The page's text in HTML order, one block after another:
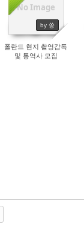
No Image
by 쏭
1877
폴란드 현지 촬영감독
및 통역사 모집